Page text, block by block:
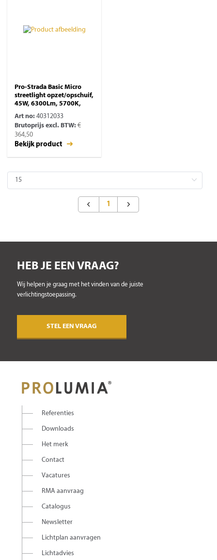
Pro-Strada Basic Micro
streetlight opzet/opschuif,
45W, 6300Lm, 5700K,
Art no: 40312033
Brutoprijs excl. BTW: €
364,50
Bekijk product
1
HEB JE EEN VRAAG?
Wij helpen je graag met het vinden van de juiste
verlichtingstoepassing.
STEL EEN VRAAG
Referenties
Downloads
Het merk
Contact
Vacatures
RMA aanvraag
Catalogus
Newsletter
Lichtplan aanvragen
Lichtadvies